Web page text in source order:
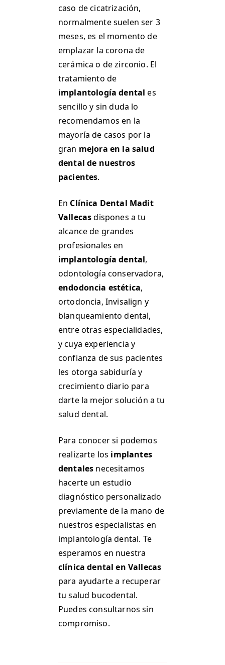
caso de cicatrización,
normalmente suelen ser 3
meses, es el momento de
emplazar la corona de
cerámica o de zirconio. El
tratamiento de
implantología dental es
sencillo y sin duda lo
recomendamos en la
mayoría de casos por la
gran mejora en la salud
dental de nuestros
pacientes.
En Clínica Dental Madit
Vallecasdispones a tu
alcance de grandes
profesionales en
implantología dental,
odontología conservadora,
endodoncia estética,
ortodoncia, Invisalign y
blanqueamiento dental,
entre otras especialidades,
y cuya experiencia y
confianza de sus pacientes
les otorga sabiduría y
crecimiento diario para
darte la mejor solución a tu
salud dental.
Para conocer si podemos
realizarte los implantes
dentales necesitamos
hacerte un estudio
diagnóstico personalizado
previamente de la mano de
nuestros especialistas en
implantología dental. Te
esperamos en nuestra
clínica dental en Vallecas
para ayudarte a recuperar
tu salud bucodental.
Puedes consultarnos sin
compromiso.